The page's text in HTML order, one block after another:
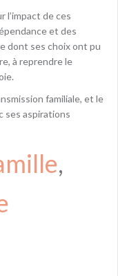
l’impact de ces
et des
dont ses choix ont pu
à reprendre le
familiale, et le
ses aspirations